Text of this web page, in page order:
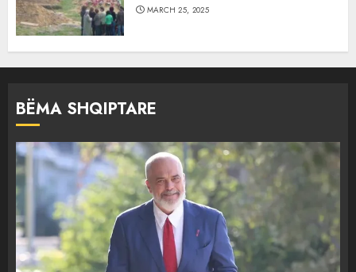
MARCH 25, 2025
BËMA SHQIPTARE